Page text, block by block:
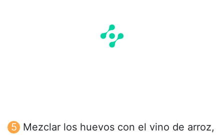
Mezclar los huevos con el vino de arroz,